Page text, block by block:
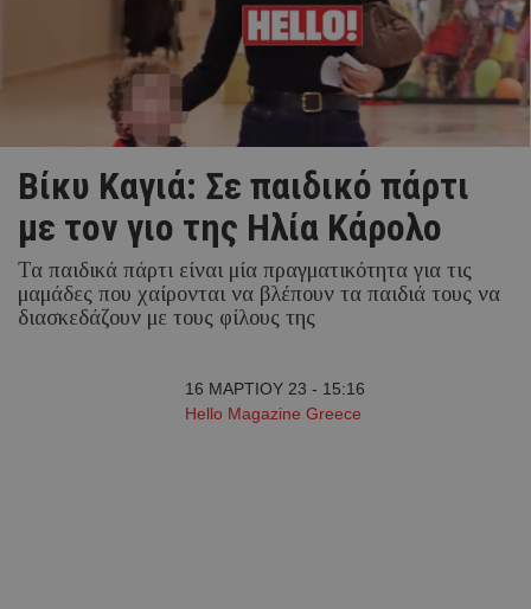
Βίκυ Καγιά: Σε παιδικό πάρτι
με τον γιο της Ηλία Κάρολο
Τα παιδικά πάρτι είναι μία πραγματικότητα για τις
μαμάδες που χαίρονται να βλέπουν τα παιδιά τους να
διασκεδάζουν με τους φίλους της
16 ΜΑΡΤΙΟΥ 23 - 15:16
Hello Magazine Greece